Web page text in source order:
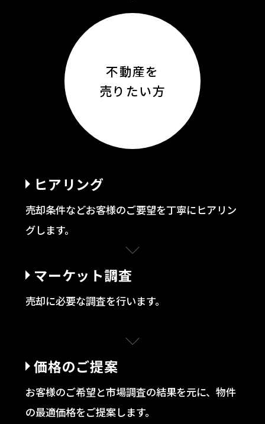
不動産を
売りたい方
ヒアリング
売却条件などお客様のご要望を丁寧にヒアリン
グします。
マーケット調査
売却に必要な調査を行います。
価格のご提案
お客様のご希望と市場調査の結果を元に、物件
の最適価格をご提案します。